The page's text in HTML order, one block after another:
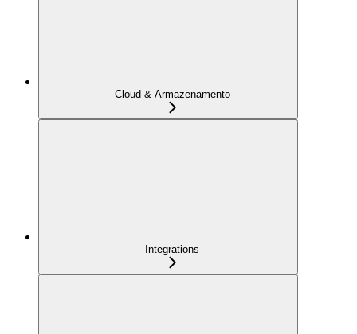
Cloud & Armazenamento
Integrations